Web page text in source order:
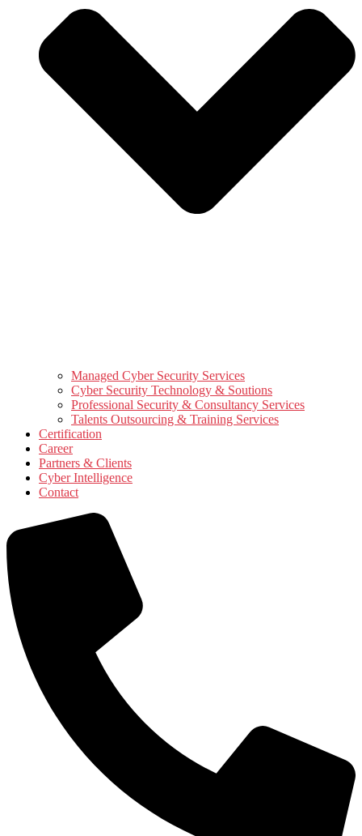
Managed Cyber Security Services
Cyber Security Technology & Soutions
Professional Security & Consultancy Services
Talents Outsourcing & Training Services
Certification
Career
Partners & Clients
Cyber Intelligence
Contact